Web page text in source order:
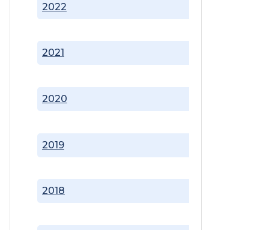
2018
2019
2020
2021
2022